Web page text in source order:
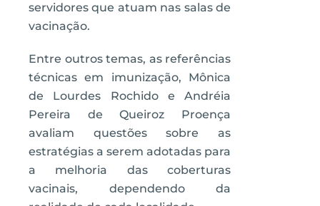
servidores que atuam nas salas de
vacinação.
Entre outros temas, as referências
técnicas em imunização, Mônica
de Lourdes Rochido e Andréia
Pereira de Queiroz Proença
avaliam questões sobre as
estratégias a serem adotadas para
a melhoria das coberturas
vacinais, dependendo da